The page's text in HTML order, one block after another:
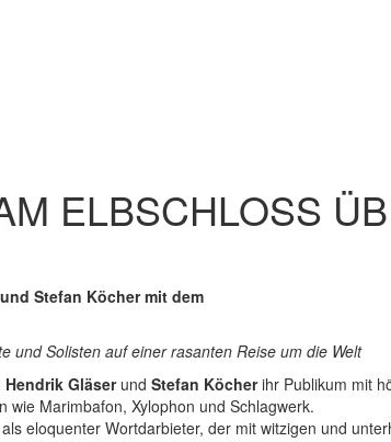
ELBSCHLOSS
Stefan Köcher mit dem
und Solisten auf einer rasanten Reise um die Welt
Hendrik Gläserund Stefan Köcherihr Publikum mit
wie Marimbafon, Xylophon und Schlagwerk.
als eloquenter Wortdarbieter, der mit witzigen und